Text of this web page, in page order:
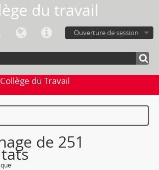
du travail
Ouverture de session
du Travail
de 251